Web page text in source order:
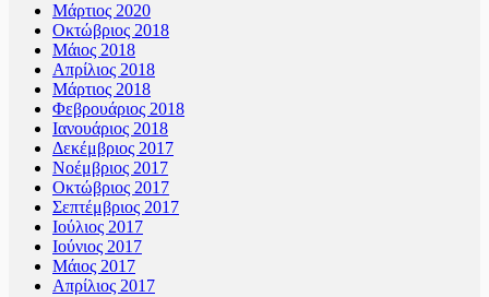
Μάρτιος 2020
Οκτώβριος 2018
Μάιος 2018
Απρίλιος 2018
Μάρτιος 2018
Φεβρουάριος 2018
Ιανουάριος 2018
Δεκέμβριος 2017
Νοέμβριος 2017
Οκτώβριος 2017
Σεπτέμβριος 2017
Ιούλιος 2017
Ιούνιος 2017
Μάιος 2017
Απρίλιος 2017